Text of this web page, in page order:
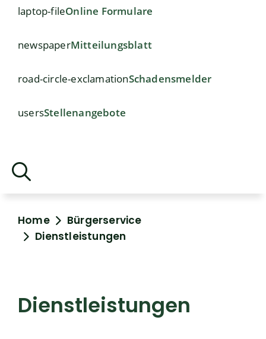
laptop-fileOnline Formulare
newspaperMitteilungsblatt
road-circle-exclamationSchadensmelder
usersStellenangebote
Home
Bürgerservice
Dienstleistungen
Dienstleistungen